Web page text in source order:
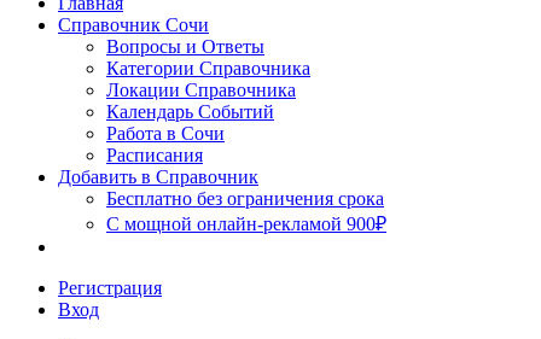
Сочи
Справочник Сочи
Вопросы и Ответы
Категории Справочника
Локации Справочника
Календарь Событий
Работа в Сочи
Расписания
Добавить в Справочник
Бесплатно без ограничения срока
С мощной онлайн-рекламой 900₽
Регистрация
Вход